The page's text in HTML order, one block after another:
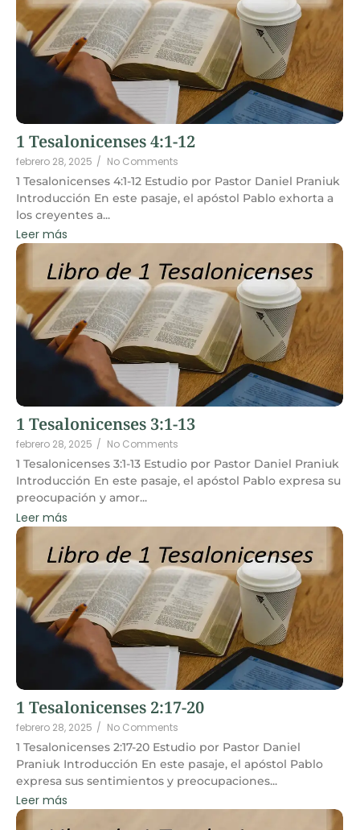
1 Tesalonicenses 4:1-12
febrero 28, 2025 / No Comments
1 Tesalonicenses 4:1-12 Estudio por Pastor Daniel Praniuk
Introducción En este pasaje, el apóstol Pablo exhorta a
los creyentes a...
Leer más
1 Tesalonicenses 3:1-13
febrero 28, 2025 / No Comments
1 Tesalonicenses 3:1-13 Estudio por Pastor Daniel Praniuk
Introducción En este pasaje, el apóstol Pablo expresa su
preocupación y amor...
Leer más
1 Tesalonicenses 2:17-20
febrero 28, 2025 / No Comments
1 Tesalonicenses 2:17-20 Estudio por Pastor Daniel
Praniuk Introducción En este pasaje, el apóstol Pablo
expresa sus sentimientos y preocupaciones...
Leer más